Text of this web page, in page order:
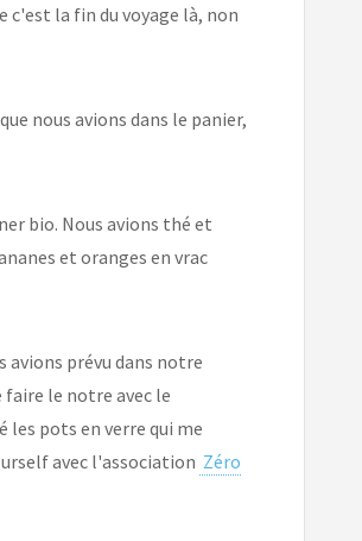
c'est la fin du voyage là, non
nous avions dans le panier,
bio. Nous avions thé et
et oranges en vrac
avions prévu dans notre
le notre avec le
les pots en verre qui me
avec l'association Zéro